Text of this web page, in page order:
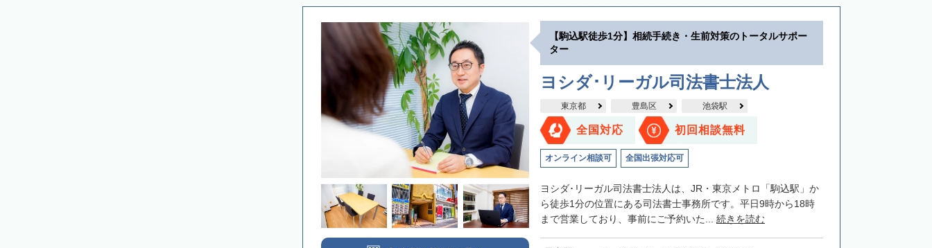
【駒込駅徒歩1分】相続手続き・生前対策のトータルサポー
ター
ヨシダ･リーガル司法書士法人
東京都 豊島区 池袋駅
全国対応 初回相談無料
オンライン相談可 全国出張対応可
ヨシダ･リーガル司法書士法人は、JR・東京メトロ「駒込駅」か
ら徒歩1分の位置にある司法書士事務所です。平日9時から18時
まで営業しており、事前にご予約いた... 続きを読む